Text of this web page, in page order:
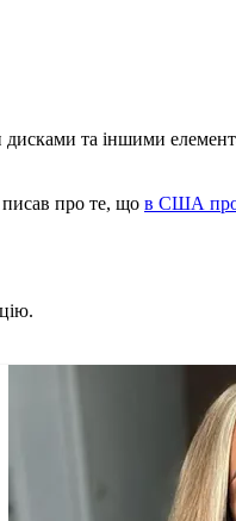
та іншими
писав про те, що в США